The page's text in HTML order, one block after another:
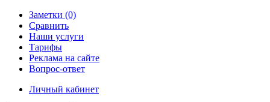
Заметки (0)
Сравнить
Наши услуги
Тарифы
Реклама на сайте
Вопрос-ответ
Личный кабинет